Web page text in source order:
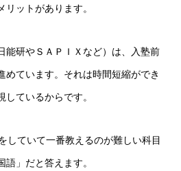
ットがあります。
能研やＳＡＰＩＸなど）は、入塾前
めています。それは時間短縮ができ
ているからです。
していて一番教えるのが難しい科目
」だと答えます。